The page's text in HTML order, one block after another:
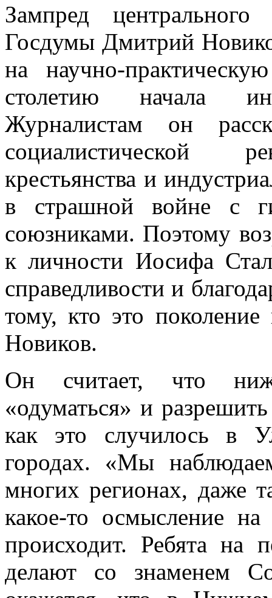
Зампред
Госдумы Дмитрий
на научно-
столетию начала
Журналистам он
социалистической
крестьянства и
в страшной войне с
союзниками. Поэтому
к личности Иосифа
справедливости и
тому, кто это
Новиков.
Он считает, что
«одуматься» и
как это случилось в
городах. «Мы
многих регионах, даже
какое-то осмысление на
происходит. Ребята
делают со знаменем